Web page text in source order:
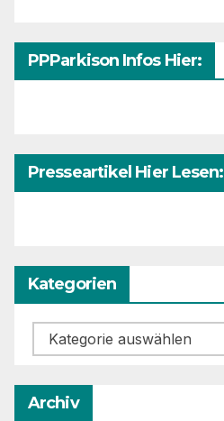
PPParkison Infos Hier:
Presseartikel Hier Lesen:
Kategorien
Kategorien
Archiv